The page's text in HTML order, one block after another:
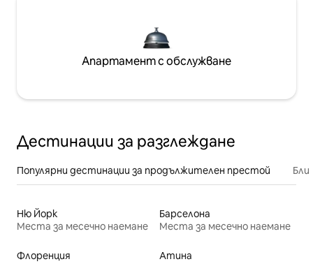
Апартамент с обслужване
Дестинации за разглеждане
Популярни дестинации за продължителен престой
Ню Йорк
Места за месечно наемане
Барселона
Места за месечно наемане
Флоренция
Атина